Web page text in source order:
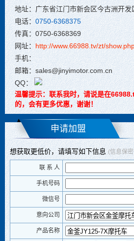
地址：广东省江门市新会区今古洲开发
电话：0750-6368375
传真：0750-6368369
网址： http://www.66988.tv/zt/
手机：
邮箱：sales@jinyimotor.com.cn
QQ：
温馨提示：联系我时，请说是在
的，会有更多优惠，谢谢！
申请加盟
想获取更低价，请填写如下信息(信息保
联 系 人
手机号码
微信号
意向公司
产品名称